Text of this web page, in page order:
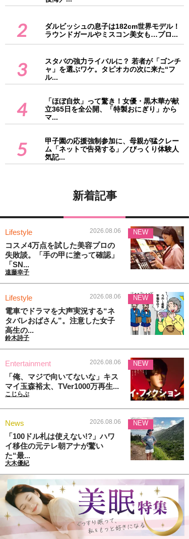
2
ダルビッシュの息子は182cm世界モデル！
ラウンドガールやミスコン美女も…プロ...
3
スタバの強力ライバルに？ 若者が「ゴンチ
ャ」を選ぶワケ。タピオカの次に来た“フ
ル...
4
「ほぼ自炊」って驚き！女優・黒木華が献
立365日を全公開、「特製おにぎり」から
マ...
5
甲子園の応援強制参加に、母親が猛クレー
ム「ネットで告発する」／びっくり体験人
気記...
新着記事
Lifestyle 2026.08.06
コスメ4万点を試した美容プロの
失敗談。「手の甲に塗って確認」
「SN...
遠藤幸子
NEW
Lifestyle 2026.08.06
電車でドラマを大声実況する“ネ
タバレおばさん”。注意した女子
高生の...
鈴木詩子
NEW
Entertainment 2026.08.06
「俺、マジで向いてないな」キス
マイ玉森裕太、TVer1000万再生...
こじらぶ
NEW
News 2026.08.06
「100ドル札は使えない!?」ハワ
イ移住の元テレ朝アナが驚い
た“最...
大木優紀
NEW